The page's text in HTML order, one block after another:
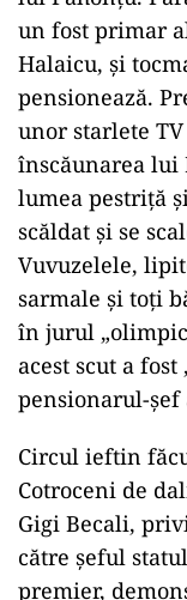
un fost primar
Halaicu, și
pensionează.
unor starlete
înscăunarea lui
lumea pestriță
scăldat și se
Vuvuzelele,
sarmale și toți
în jurul
acest scut a
pensionarul-șef
Circul ieftin
Cotroceni de
Gigi Becali,
către șeful
premier,